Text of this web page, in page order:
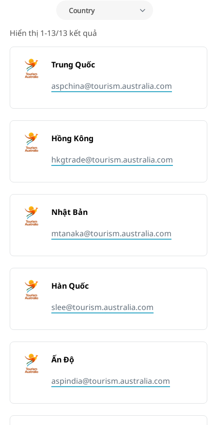
Country
Hiển thị 1-13/13 kết quả
Trung Quốc
aspchina@tourism.australia.com
Hồng Kông
hkgtrade@tourism.australia.com
Nhật Bản
mtanaka@tourism.australia.com
Hàn Quốc
slee@tourism.australia.com
Ấn Độ
aspindia@tourism.australia.com